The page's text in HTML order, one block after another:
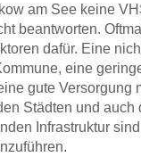
in der Region
für
Alternative
von Online-
Darauf kommt es bei
am See keine
beantworten.
dafür. Eine
eine
gute Versorgung
Städten und auch
Infrastruktur